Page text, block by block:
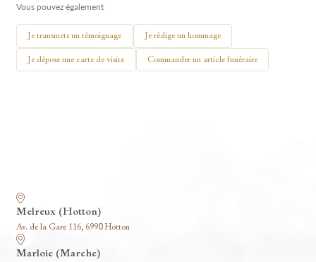
Vous pouvez également
Je transmets un témoignage Je rédige un hommage
Je dépose une carte de visite Commander un article funéraire
Melreux (Hotton)
Av. de la Gare 116, 6990 Hotton
Marloie (Marche)